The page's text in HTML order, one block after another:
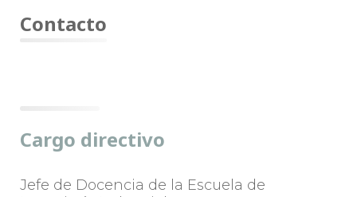
Contacto
Cargo directivo
Jefe de Docencia de la Escuela de